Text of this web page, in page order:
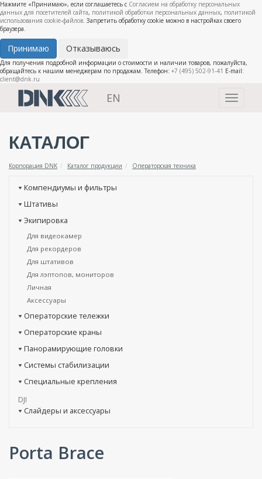
Нажмите «Принимаю», если соглашаетесь с Согласием на обработку персональных
данных для посетителей сайта, политикой обработки персональных данных, политикой
использования cookie-файлов. Запретить обработку cookie можно в настройках своего
браузера.
Принимаю Отказываюсь
Для получения подробной информации о стоимости и наличии товаров, пожалуйста,
обращайтесь к нашим менеджерам по продажам. Телефон: +7 (495) 502-91-41 E-mail:
client@dnk.ru
Toggle
EN
КАТАЛОГ
Корпорация DNK Каталог продукции Операторская техника
Компендиумы и фильтры
Штативы
Экипировка
Для видеокамер
Для рекордеров
Для штативов
Для лэптопов, мониторов
Личная
Аксессуары
Операторские тележки
Операторские краны
Панорамирующие головки
Системы стабилизации
Специальные крепления
DJI
Слайдеры и аксессуары
Porta Brace